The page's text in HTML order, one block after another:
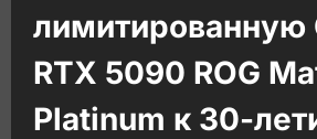
лимитированную
RTX 5090 ROG
Platinum к 30-